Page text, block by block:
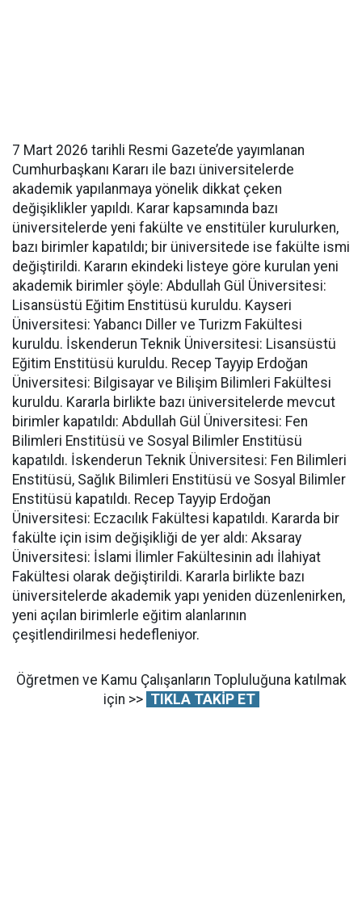
7 Mart 2026 tarihli Resmi Gazete’de yayımlanan
Cumhurbaşkanı Kararı ile bazı üniversitelerde
akademik yapılanmaya yönelik dikkat çeken
değişiklikler yapıldı. Karar kapsamında bazı
üniversitelerde yeni fakülte ve enstitüler kurulurken,
bazı birimler kapatıldı; bir üniversitede ise fakülte ismi
değiştirildi. Kararın ekindeki listeye göre kurulan yeni
akademik birimler şöyle: Abdullah Gül Üniversitesi:
Lisansüstü Eğitim Enstitüsü kuruldu. Kayseri
Üniversitesi: Yabancı Diller ve Turizm Fakültesi
kuruldu. İskenderun Teknik Üniversitesi: Lisansüstü
Eğitim Enstitüsü kuruldu. Recep Tayyip Erdoğan
Üniversitesi: Bilgisayar ve Bilişim Bilimleri Fakültesi
kuruldu. Kararla birlikte bazı üniversitelerde mevcut
birimler kapatıldı: Abdullah Gül Üniversitesi: Fen
Bilimleri Enstitüsü ve Sosyal Bilimler Enstitüsü
kapatıldı. İskenderun Teknik Üniversitesi: Fen Bilimleri
Enstitüsü, Sağlık Bilimleri Enstitüsü ve Sosyal Bilimler
Enstitüsü kapatıldı. Recep Tayyip Erdoğan
Üniversitesi: Eczacılık Fakültesi kapatıldı. Kararda bir
fakülte için isim değişikliği de yer aldı: Aksaray
Üniversitesi: İslami İlimler Fakültesinin adı İlahiyat
Fakültesi olarak değiştirildi. Kararla birlikte bazı
üniversitelerde akademik yapı yeniden düzenlenirken,
yeni açılan birimlerle eğitim alanlarının
çeşitlendirilmesi hedefleniyor.
Öğretmen ve Kamu Çalışanların Topluluğuna katılmak
için >> TIKLA TAKİP ET